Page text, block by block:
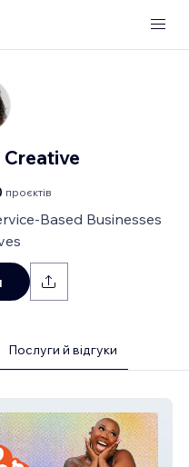
Creative
проєктів
Based Businesses
Послуги й відгуки